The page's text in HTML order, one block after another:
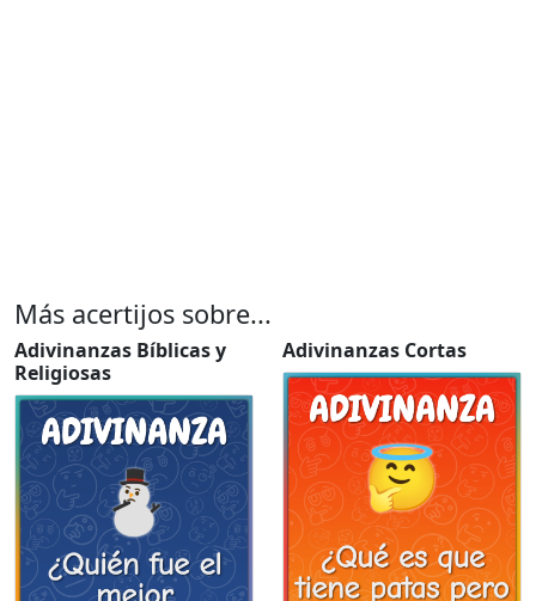
Más acertijos sobre...
Adivinanzas Bíblicas y
Religiosas
Adivinanzas Cortas